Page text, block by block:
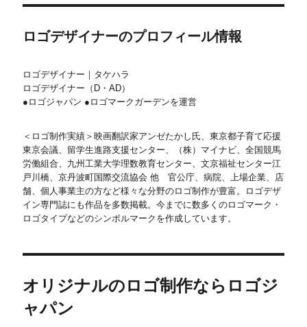
ロゴデザイナーのプロフィール情報
ロゴデザイナー｜タケハラ
ロゴデザイナー（D・AD）
●ロゴジャパン ●ロゴマークガーデンを運営
＜ロゴ制作実績＞映画翻訳家アンゼたかし氏、東京都子育て応援
東京会議、留学生進路支援センター、（株）マイナビ、全国競馬
労働組合、九州工業大学理数教育センター、文京福祉センター江
戸川橋、京丹波町国際交流協会 他 官公庁、病院、上場企業、店
舗、個人事業主の方など様々な分野のロゴ制作が豊富。ロゴデザ
イン専門誌にも作品を多数掲載。今までに数多くのロゴマーク・
ロゴタイプなどのシンボルマークを作成しています。
オリジナルのロゴ制作ならロゴジ
ャパン